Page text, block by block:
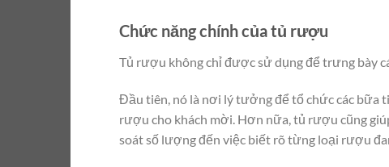
Chức năng chính của tủ rượu
Tủ rượu không chỉ được sử dụng để trưng bày
Đầu tiên, nó là nơi lý tưởng để tổ chức các bữa
rượu cho khách mời. Hơn nữa, tủ rượu cũng
soát số lượng đến việc biết rõ từng loại rượu